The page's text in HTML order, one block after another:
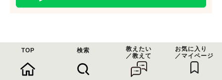
関連記事
TOP 検索
教えたい
／教えて
お気に入り
／マイページ